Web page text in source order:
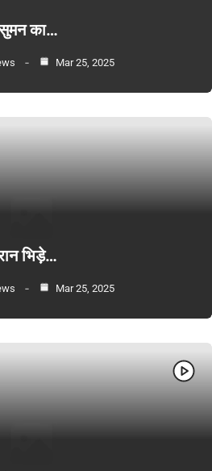
सुमन का…
Mar 25, 2025
भिड़े…
Mar 25, 2025